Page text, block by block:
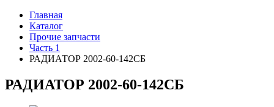
Главная
Каталог
Прочие запчасти
Часть 1
РАДИАТОР 2002-60-142СБ
РАДИАТОР 2002-60-142СБ